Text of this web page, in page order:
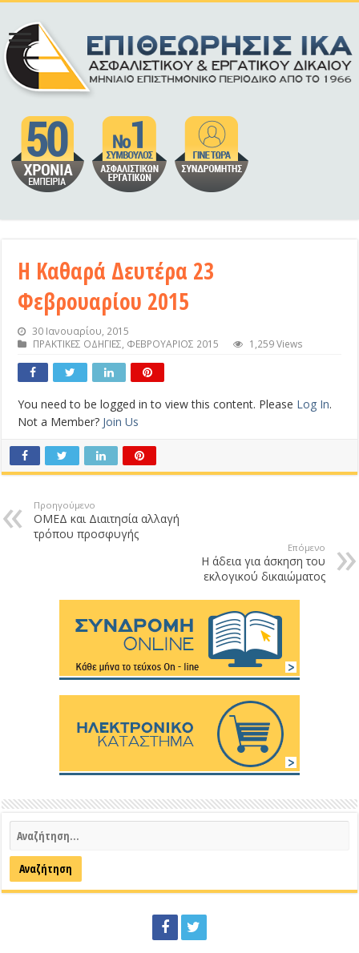
Η Καθαρά Δευτέρα 23
Φεβρουαρίου 2015
30 Ιανουαρίου, 2015
ΠΡΑΚΤΙΚΕΣ ΟΔΗΓΙΕΣ, ΦΕΒΡΟΥΑΡΙΟΣ 2015 1,259 Views
You need to be logged in to view this content. Please Log In.
Not a Member? Join Us
Προηγούμενο
ΟΜΕΔ και Διαιτησία αλλαγή
τρόπου προσφυγής
Επόμενο
Η άδεια για άσκηση του
εκλογικού δικαιώματος